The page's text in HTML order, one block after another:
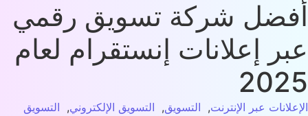
شركة تسويق رقمي
إعلانات إنستقرام لعام
عبر الإنترنت,التسويق,التسويق الإلكتروني, التسويق